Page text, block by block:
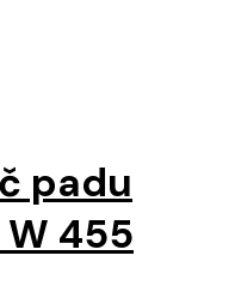
padu
W 455